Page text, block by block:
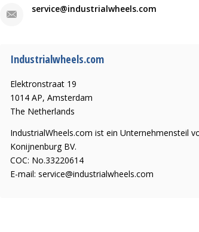
service@industrialwheels.com
Industrialwheels.com
Elektronstraat 19
1014 AP, Amsterdam
The Netherlands
IndustrialWheels.com ist ein Unternehmensteil
Konijnenburg BV.
COC: No.33220614
E-mail:service@industrialwheels.com